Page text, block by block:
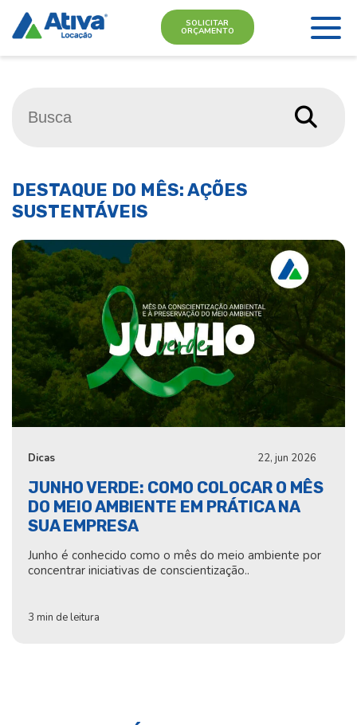
SOLICITAR
ORÇAMENTO
DESTAQUE DO MÊS: AÇÕES
SUSTENTÁVEIS
Dicas 22, jun 2026
JUNHO VERDE: COMO COLOCAR O MÊS
DO MEIO AMBIENTE EM PRÁTICA NA
SUA EMPRESA
Junho é conhecido como o mês do meio ambiente por
concentrar iniciativas de conscientização..
3 min de leitura